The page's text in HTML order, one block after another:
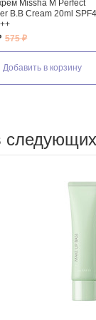
Missha M Perfect
B.B Cream 20ml
575 ₽
Добавить в корзину